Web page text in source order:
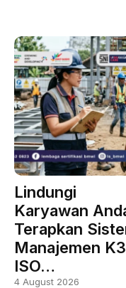
Lindungi
Karyawan
Terapkan
Manajemen K3
ISO…
4 August 2026